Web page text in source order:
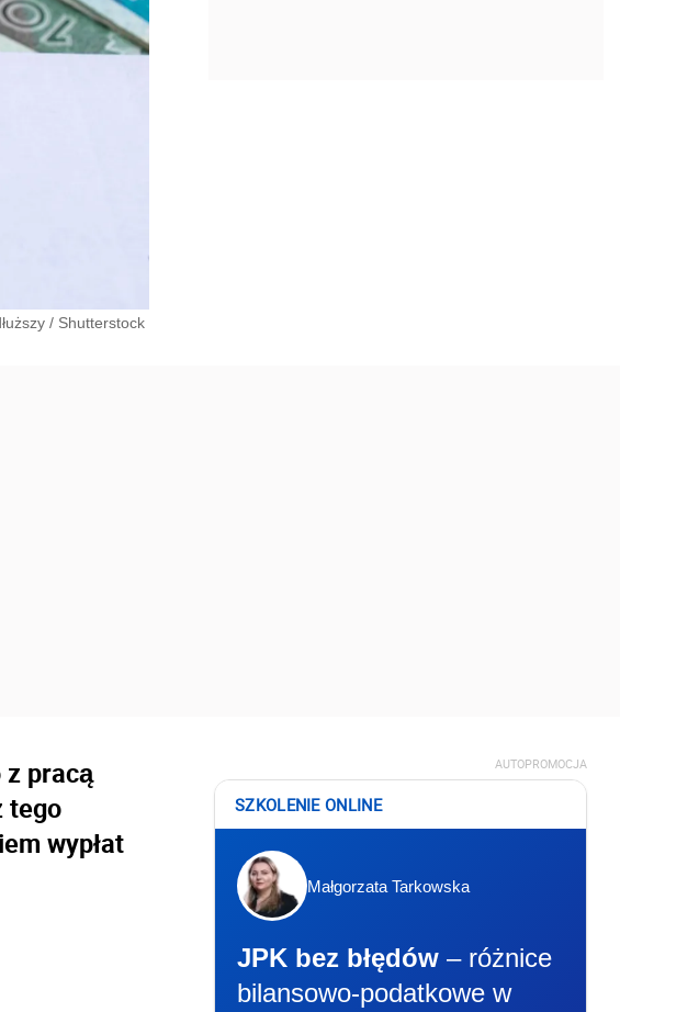
/ Shutterstock
z pracą
tego
wypłat
AUTOPROMOCJA
SZKOLENIE ONLINE
Małgorzata Tarkowska
JPK bez błędów – różnice
bilansowo-podatkowe w